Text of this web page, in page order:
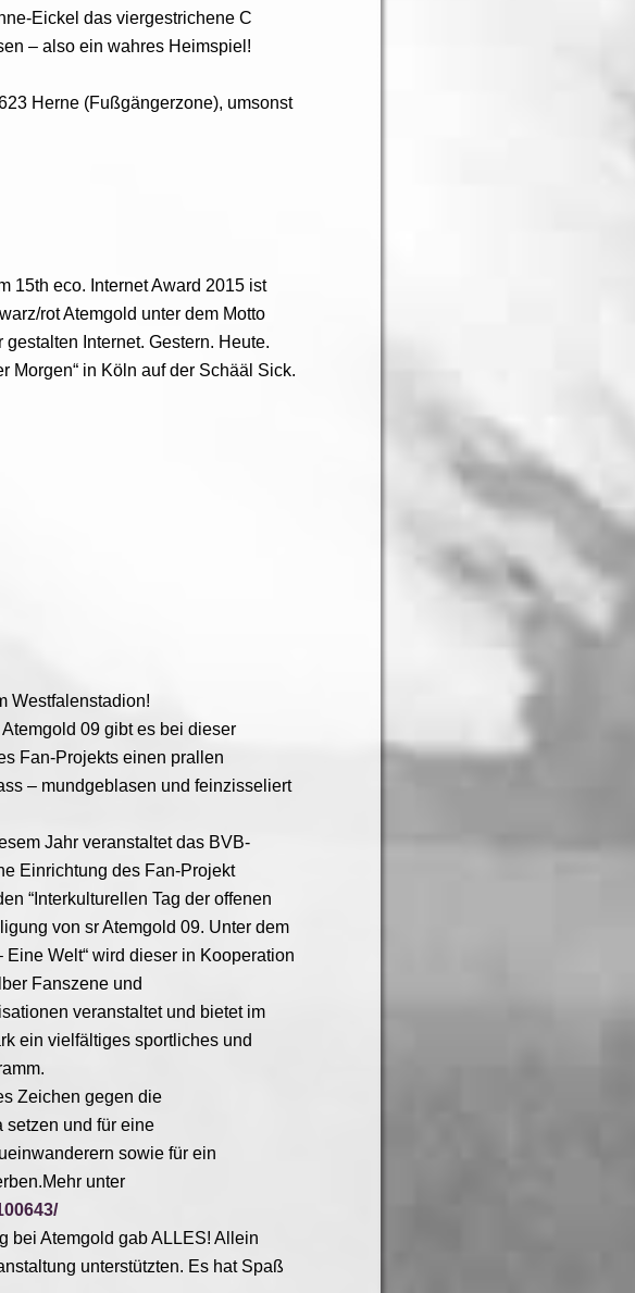
Eickel das viergestrichene C
– also ein wahres Heimspiel!
Herne (Fußgängerzone), umsonst
15th eco. Internet Award 2015 ist
rot Atemgold unter dem Motto
gestalten Internet. Gestern. Heute.
Morgen“ in Köln auf der Schääl Sick.
Westfalenstadion!
09 gibt es bei dieser
Fan-Projekts einen prallen
– mundgeblasen und feinzisseliert
Jahr veranstaltet das BVB-
Einrichtung des Fan-Projekt
“Interkulturellen Tag der offenen
von sr Atemgold 09. Unter dem
Eine Welt“ wird dieser in Kooperation
Fanszene und
veranstaltet und bietet im
ein vielfältiges sportliches und
Zeichen gegen die
setzen und für eine
sowie für ein
unter
bei Atemgold gab ALLES! Allein
unterstützten. Es hat Spaß